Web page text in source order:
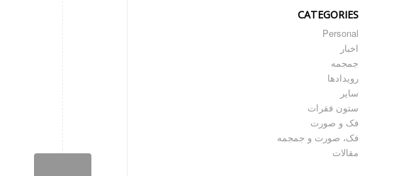
CATEGORIES
Personal
اخبار
جمجمه
رویدادها
سایر
ستون فقرات
فک و صورت
فک، صورت و جمجمه
مقالات